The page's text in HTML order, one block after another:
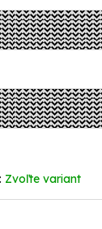
Zvoľte variant